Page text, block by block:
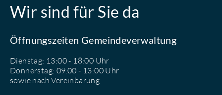
Wir sind für Sie da
Öffnungszeiten Gemeindeverwaltung
Dienstag: 13:00 - 18:00 Uhr
Donnerstag: 09.00 - 13:00 Uhr
sowie nach Vereinbarung